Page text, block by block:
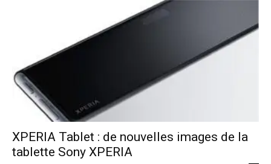
XPERIA Tablet : de nouvelles images de la
tablette Sony XPERIA